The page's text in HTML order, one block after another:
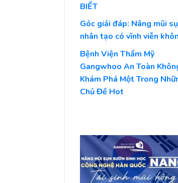
BIẾT
Góc giải đáp: Nâng mũi
nhân tạo có vĩnh viễn
Bệnh Viện Thẩm Mỹ
Gangwhoo An Toàn
Khám Phá Một Trong
Chủ Đề Hot